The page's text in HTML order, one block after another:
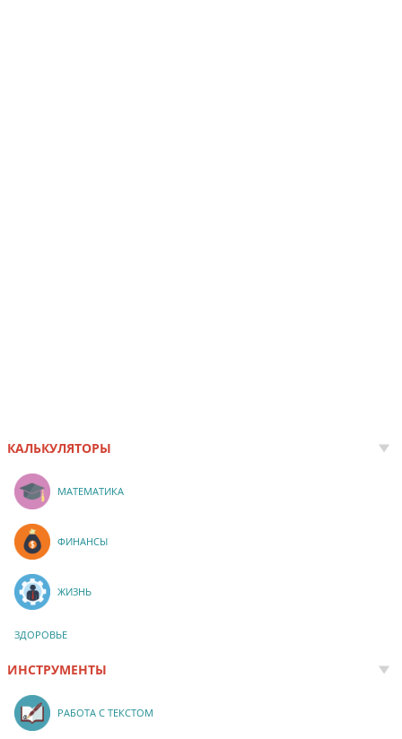
КАЛЬКУЛЯТОРЫ
МАТЕМАТИКА
ФИНАНСЫ
ЖИЗНЬ
ЗДОРОВЬЕ
ИНСТРУМЕНТЫ
РАБОТА С ТЕКСТОМ